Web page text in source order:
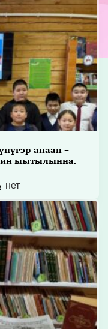
анаан –
ыытылынна.
нет